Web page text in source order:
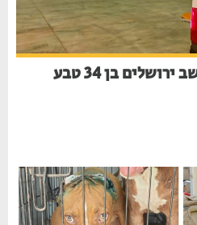
טרגדיה בקפריסין: תושב ירושלים בן 34 טבע